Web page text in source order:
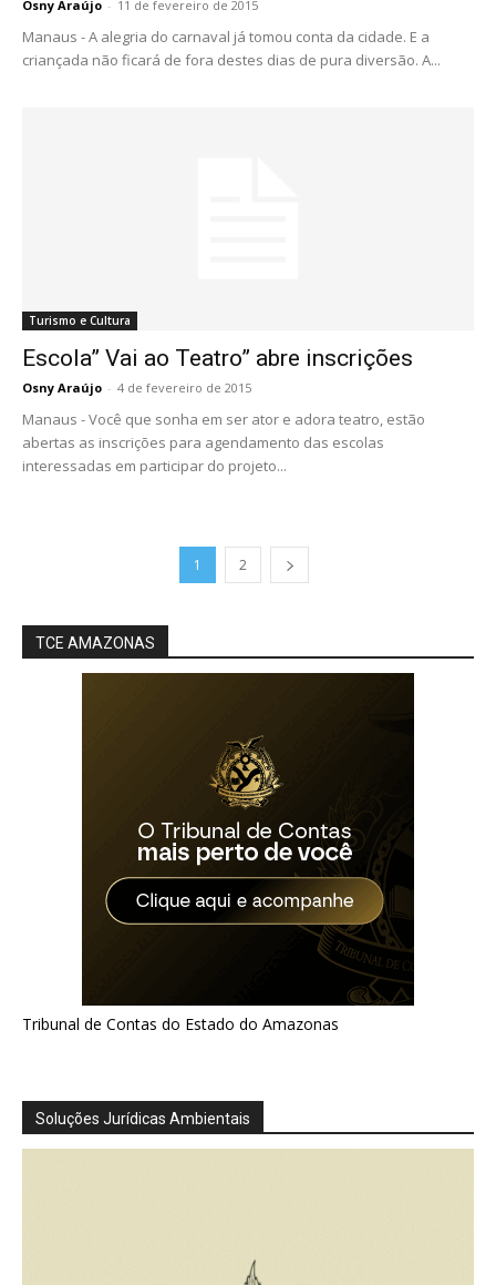
Osny Araújo - 11 de fevereiro de 2015
Manaus - A alegria do carnaval já tomou conta da cidade. E a
criançada não ficará de fora destes dias de pura diversão. A...
Turismo e Cultura
Escola” Vai ao Teatro” abre inscrições
Osny Araújo - 4 de fevereiro de 2015
Manaus - Você que sonha em ser ator e adora teatro, estão
abertas as inscrições para agendamento das escolas
interessadas em participar do projeto...
1 2
TCE AMAZONAS
Tribunal de Contas do Estado do Amazonas
Soluções Jurídicas Ambientais